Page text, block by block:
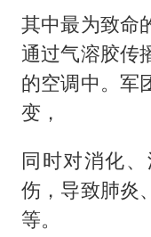
其中最为致命
通过气溶胶传
的空调中。军
变，
同时对消化
伤，导致肺炎
等。